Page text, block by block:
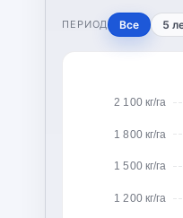
ПЕРИОД Все 5
1 200 кг/га
1 500 кг/га
1 800 кг/га
2 100 кг/га